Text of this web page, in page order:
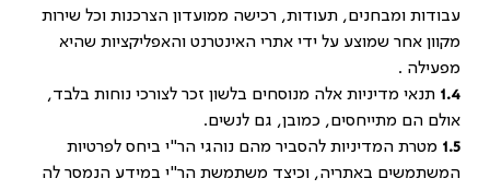
עבודות ומבחנים, תעודות, רכישה ממועדון הצרכנות וכל שירות
מקוון אחר שמוצע על ידי אתרי האינטרנט והאפליקציות שהיא
מפעילה .
1.4 תנאי מדיניות אלה מנוסחים בלשון זכר לצורכי נוחות בלבד,
אולם הם מתייחסים, כמובן, גם לנשים.
1.5 מטרת המדיניות להסביר מהם נוהגי הר"י ביחס לפרטיות
המשתמשים באתריה, וכיצד משתמשת הר"י במידע הנמסר לה